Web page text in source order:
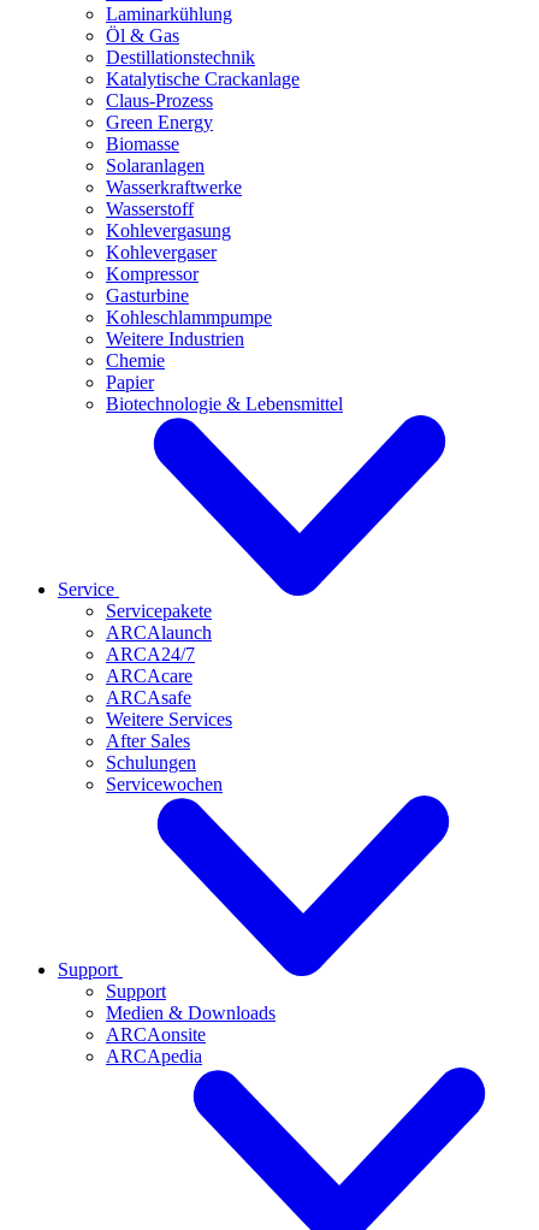
Laminarkühlung
Öl & Gas
Destillationstechnik
Katalytische Crackanlage
Claus-Prozess
Green Energy
Biomasse
Solaranlagen
Wasserkraftwerke
Wasserstoff
Kohlevergasung
Kohlevergaser
Kompressor
Gasturbine
Kohleschlammpumpe
Weitere Industrien
Chemie
Papier
Biotechnologie & Lebensmittel
Service
Servicepakete
ARCAlaunch
ARCA24/7
ARCAcare
ARCAsafe
Weitere Services
After Sales
Schulungen
Servicewochen
Support
Support
Medien & Downloads
ARCAonsite
ARCApedia